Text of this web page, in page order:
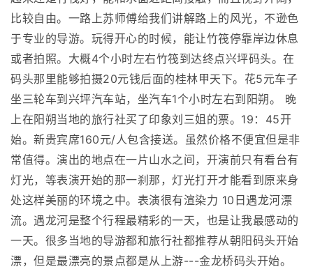
比较自由。一路上苏师傅给我们讲解路上的风光，不逊色
于专业的导游。玩得开心的时候，能让竹筏停靠岸边休息
或者拍照。大概4个小时左右竹筏到达终点兴坪码头。在
码头那里能够拍摄20元钱后面的桂林甲天下。花5元车子
坐三轮车到兴坪汽车站，坐汽车1个小时左右到阳朔。 晚
上在阳朔当地的旅行社买了印象刘三姐的票。19：45开
始。新贵宾席160元/人包含接送。虽然价格不便宜但是非
常值得。演出的地点在一片山水之间，开演前只有看台有
灯光，等表演开始的那一刹那，灯光打开才能看到原来身
处这样美丽的环境之中。表演很有渲染力 10日遇龙河漂
流。遇龙河是整个行程最精彩的一天，也是让我最感动的
一天。很多当地的导游都和旅行社都推荐从朝阳码头开始
漂，但是最漂亮的景点都是从上游---金龙桥码头开始。